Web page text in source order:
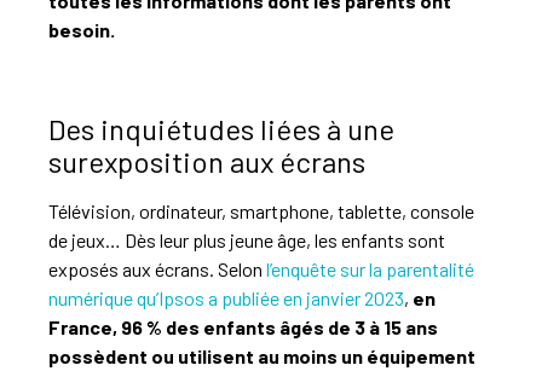
besoin.
Des inquiétudes liées à une
surexposition aux écrans
Télévision, ordinateur, smartphone, tablette, console
de jeux… Dès leur plus jeune âge, les enfants sont
exposés aux écrans. Selon l’enquête sur la parentalité
numérique qu’Ipsos a publiée en janvier 2023, en
France, 96 % des enfants âgés de 3 à 15 ans
possèdent ou utilisent au moins un équipement